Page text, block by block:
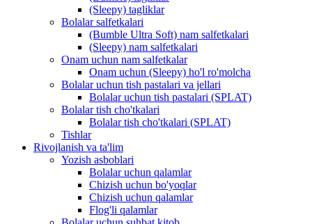
(Sleepy) tagliklar
Bolalar salfetkalari
(Bumble Ultra Soft) nam salfetkalari
(Sleepy) nam salfetkalari
Onam uchun nam salfetkalar
Onam uchun (Sleepy) ho'l ro'molcha
Bolalar uchun tish pastalari va jellari
Bolalar uchun tish pastalari (SPLAT)
Bolalar tish cho'tkalari
Bolalar tish cho'tkalari (SPLAT)
Tishlar
Rivojlanish va ta'lim
Yozish asboblari
Bolalar uchun qalamlar
Chizish uchun bo'yoqlar
Chizish uchun qalamlar
Flog'li qalamlar